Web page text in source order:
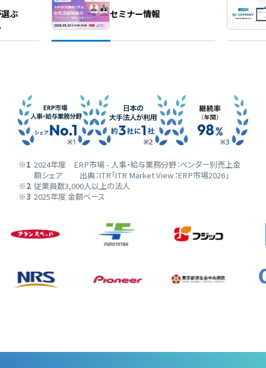
WHI Holdings
ぶ
セミナー情報
※1 2024年度 ERP市場 - 人事・給与業務分野：ベンダー別売上金
額シェア 出典：ITR「ITR Market View：ERP市場2026」
※2 従業員数3,000人以上の法人
※3 2025年度 金額ベース